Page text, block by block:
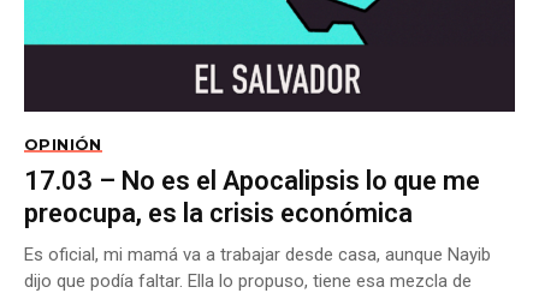
OPINIÓN
17.03 – No es el Apocalipsis lo que me
preocupa, es la crisis económica
Es oficial, mi mamá va a trabajar desde casa, aunque Nayib
dijo que podía faltar. Ella lo propuso, tiene esa mezcla de